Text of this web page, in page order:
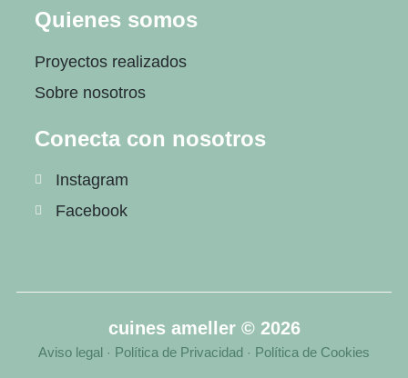
Quienes somos
Proyectos realizados
Sobre nosotros
Conecta con nosotros
Instagram
Facebook
cuines ameller © 2026
Aviso legal · Política de Privacidad · Política de Cookies